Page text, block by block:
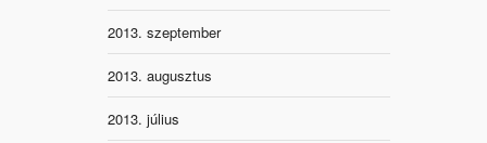
2013. szeptember
2013. augusztus
2013. július